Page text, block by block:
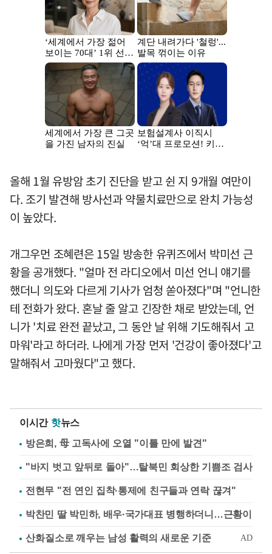
올해 1월 유방암 초기 진단을 받고 쉰 지 9개월 여만이
다. 조기 발견해 방사선과 약물치료만으로 완치 가능성
이 높았다.
개그우먼 조혜련은 15일 방송한 유퀴즈에서 박미선 근
황을 공개했다. "얼마 전 라디오에서 미선 언니 얘기를
했더니 의도와 다르게 기사가 엄청 쏟아졌다"며 "언니한
테 전화가 왔다. 혼날 줄 알고 긴장한 채로 받았는데, 언
니가 '치료 완전 끝났고, 그 동안 날 위해 기도해줘서 고
마워'라고 하더라. 나에게 가장 먼저 '건강이 좋아졌다'고
말해줘서 고마웠다"고 했다.
이시간 핫뉴스
방은희, 母 고독사에 오열 "이틀 만에 발견"
"바지 벗고 앞뒤로 돌아"…탈북민 회상한 기쁨조 검사
전현무 "전 연인 집착·통제에 친구들과 연락 끊겨"
박찬민 딸 박민하, 배우·국가대표 병행하더니…근황이